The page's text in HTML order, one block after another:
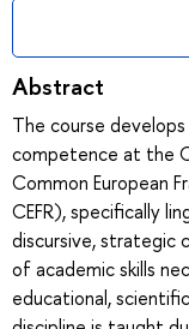
Abstract
The course
competence at the
Common European
CEFR), specifically
discursive, strategic
of academic skills
educational,